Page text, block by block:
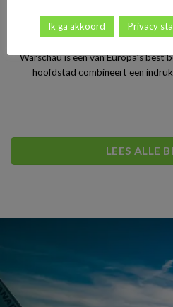
Stedentrip Warschau: ontdek
Polen’s
Warschau is een van Europa’s best
hoofdstad combineert een
LEES ALLE
Ik ga akkoord Privacy